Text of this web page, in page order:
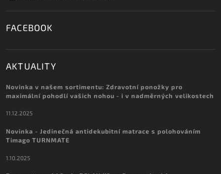
FACEBOOK
AKTUALITY
Novinka v našem sortimentu: Zdravotní ponožky pro
maximální pohodlí vašich nohou - i v nadměrných velikostech
11.12.2025
Novinka - Jedinečná antidekubitní matrace s polohováním
Timago TURNMATE
1.10.2025